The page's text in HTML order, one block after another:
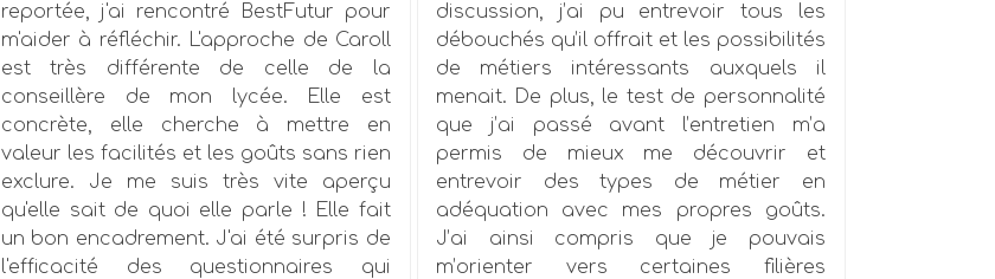
reportée, j'ai rencontré BestFutur pour
m'aider à réfléchir. L'approche de Caroll
est très différente de celle de la
conseillère de mon lycée. Elle est
concrète, elle cherche à mettre en
valeur les facilités et les goûts sans rien
exclure. Je me suis très vite aperçu
qu'elle sait de quoi elle parle ! Elle fait
un bon encadrement. J'ai été surpris de
l'efficacité des questionnaires qui
discussion, j’ai pu entrevoir tous les
débouchés qu’il offrait et les possibilités
de métiers intéressants auxquels il
menait. De plus, le test de personnalité
que j’ai passé avant l’entretien m’a
permis de mieux me découvrir et
entrevoir des types de métier en
adéquation avec mes propres goûts.
J’ai ainsi compris que je pouvais
m’orienter vers certaines filières